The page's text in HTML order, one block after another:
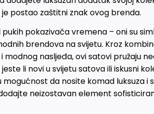
postao zaštitni znak ovog brenda.
pokazivača vremena – oni su
brendova na svijetu. Kroz
nasljeđa, ovi satovi pružaju
li novi u svijetu satova ili iskusni
da nosite komad luksuza i
neizostavan element